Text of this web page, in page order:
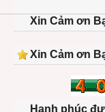
Xin Cảm ơn
Xin Cảm ơn
Hạnh phúc